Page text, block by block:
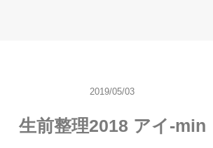
2019/05/03
生前整理2018 アイ-min